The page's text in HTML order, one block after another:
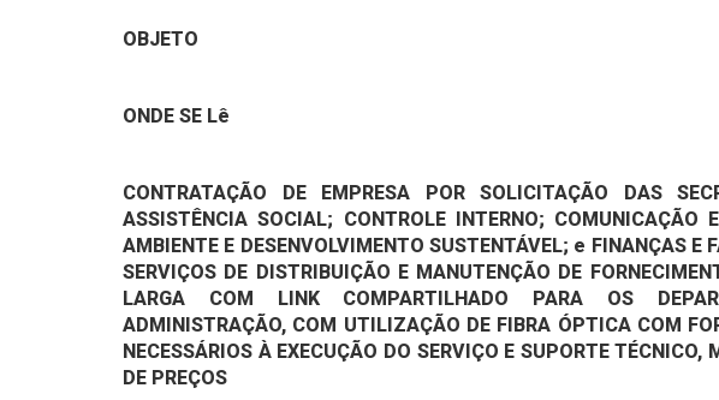
OBJETO
ONDE SE Lê
CONTRATAÇÃO DE EMPRESA POR SOLICITAÇÃO DAS
ASSISTÊNCIA SOCIAL; CONTROLE INTERNO; COMUNICAÇÃO
AMBIENTE E DESENVOLVIMENTO SUSTENTÁVEL; e FINANÇAS E
SERVIÇOS DE DISTRIBUIÇÃO E MANUTENÇÃO DE
LARGA COM LINK COMPARTILHADO PARA OS
ADMINISTRAÇÃO, COM UTILIZAÇÃO DE FIBRA ÓPTICA COM
NECESSÁRIOS À EXECUÇÃO DO SERVIÇO E SUPORTE TÉCNICO,
DE PREÇOS